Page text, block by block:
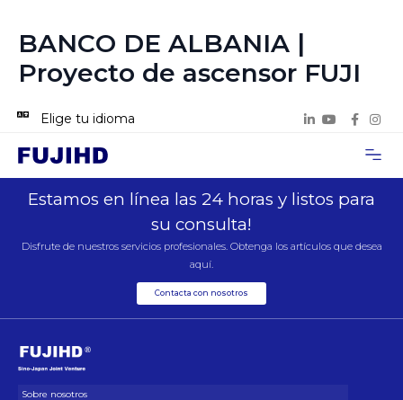
BANCO DE ALBANIA |
Proyecto de ascensor FUJI
Elige tu idioma
Estamos en línea las 24 horas y listos para
su consulta!
Disfrute de nuestros servicios profesionales. Obtenga los artículos que desea
aquí.
Contacta con nosotros